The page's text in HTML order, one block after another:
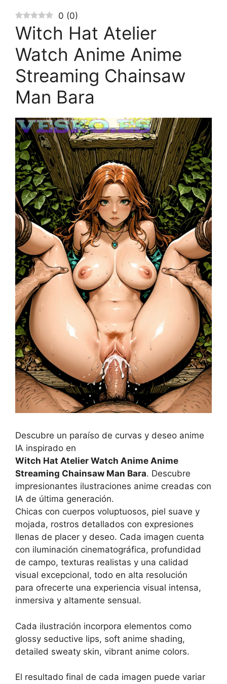
0 (0)
Witch Hat Atelier
Watch Anime Anime
Streaming Chainsaw
Man Bara
Descubre un paraíso de curvas y deseo anime
IA inspirado en
Witch Hat Atelier Watch Anime Anime
Streaming Chainsaw Man Bara. Descubre
impresionantes ilustraciones anime creadas con
IA de última generación.
Chicas con cuerpos voluptuosos, piel suave y
mojada, rostros detallados con expresiones
llenas de placer y deseo. Cada imagen cuenta
con iluminación cinematográfica, profundidad
de campo, texturas realistas y una calidad
visual excepcional, todo en alta resolución
para ofrecerte una experiencia visual intensa,
inmersiva y altamente sensual.
Cada ilustración incorpora elementos como
glossy seductive lips, soft anime shading,
detailed sweaty skin, vibrant anime colors.
El resultado final de cada imagen puede variar